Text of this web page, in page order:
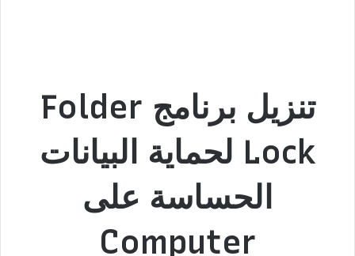
تنزيل برنامج Folder
Lock لحماية البيانات
الحساسة على
Computer